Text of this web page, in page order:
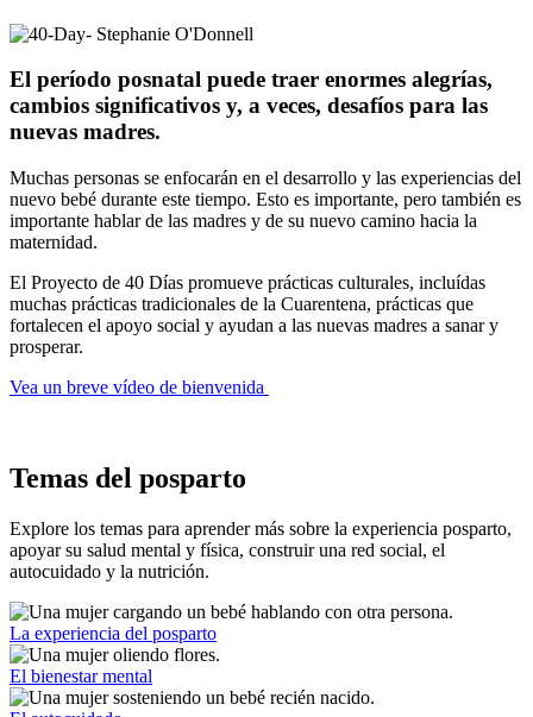
El período posnatal puede traer enormes alegrías,
cambios significativos y, a veces, desafíos para las
nuevas madres.
Muchas personas se enfocarán en el desarrollo y las experiencias del
nuevo bebé durante este tiempo. Esto es importante, pero también es
importante hablar de las madres y de su nuevo camino hacia la
maternidad.
El Proyecto de 40 Días promueve prácticas culturales, incluídas
muchas prácticas tradicionales de la Cuarentena, prácticas que
fortalecen el apoyo social y ayudan a las nuevas madres a sanar y
prosperar.
Vea un breve vídeo de bienvenida
Temas del posparto
Explore los temas para aprender más sobre la experiencia posparto,
apoyar su salud mental y física, construir una red social, el
autocuidado y la nutrición.
La experiencia del posparto
El bienestar mental